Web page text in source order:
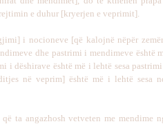
e duhur [kryerjen e veprimit].
i nocioneve [që kalojnë nëpër
dhe pastrimi i mendimeve është
i dëshirave është më i lehtë sesa
në veprim] është më i lehtë sesa
ta angazhosh vetveten me mendime